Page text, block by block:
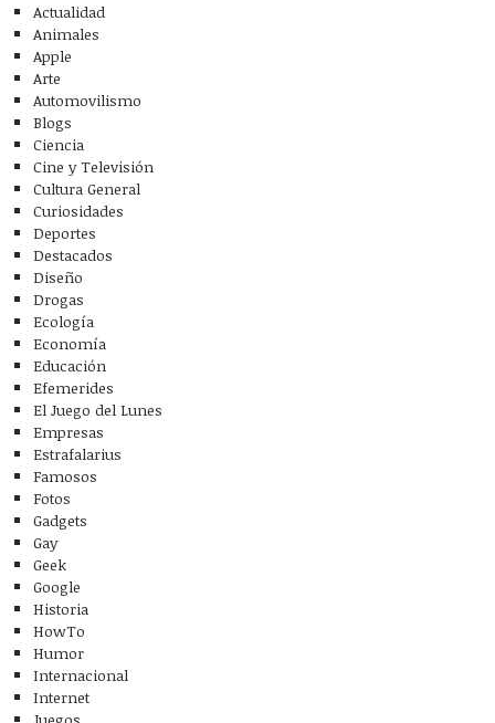
Actualidad
Animales
Apple
Arte
Automovilismo
Blogs
Ciencia
Cine y Televisión
Cultura General
Curiosidades
Deportes
Destacados
Diseño
Drogas
Ecología
Economía
Educación
Efemerides
El Juego del Lunes
Empresas
Estrafalarius
Famosos
Fotos
Gadgets
Gay
Geek
Google
Historia
HowTo
Humor
Internacional
Internet